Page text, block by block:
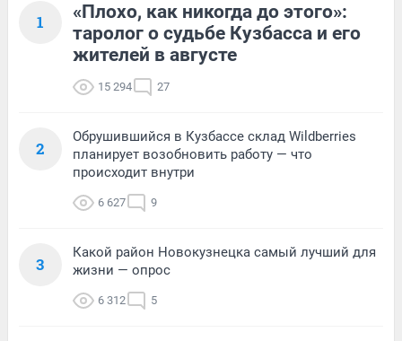
1
«Плохо, как никогда до этого»:
таролог о судьбе Кузбасса и его
жителей в августе
15 294 27
2
Обрушившийся в Кузбассе склад Wildberries
планирует возобновить работу — что
происходит внутри
6 627 9
3
Какой район Новокузнецка самый лучший для
жизни — опрос
6 312 5